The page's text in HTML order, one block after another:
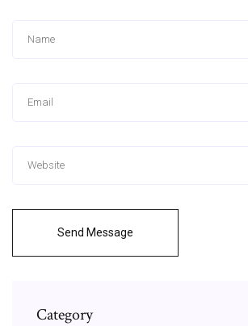
Send Message
Category